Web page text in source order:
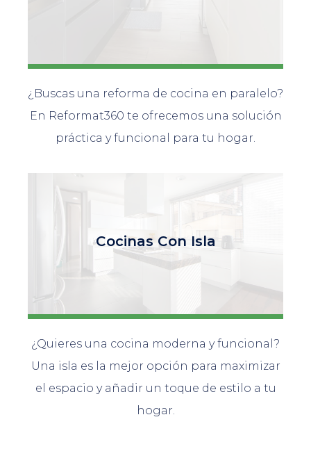
¿Buscas una reforma de cocina en paralelo?
En Reformat360 te ofrecemos una solución
práctica y funcional para tu hogar.
Cocinas Con Isla
¿Quieres una cocina moderna y funcional?
Una isla es la mejor opción para maximizar
el espacio y añadir un toque de estilo a tu
hogar.